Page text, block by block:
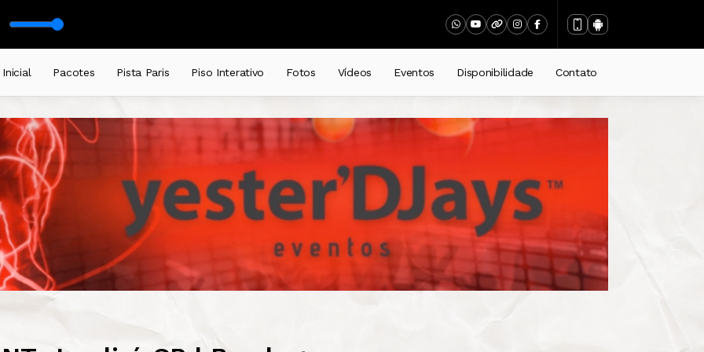
Inicial Pacotes Pista Paris Piso Interativo Fotos Vídeos Eventos Disponibilidade Contato